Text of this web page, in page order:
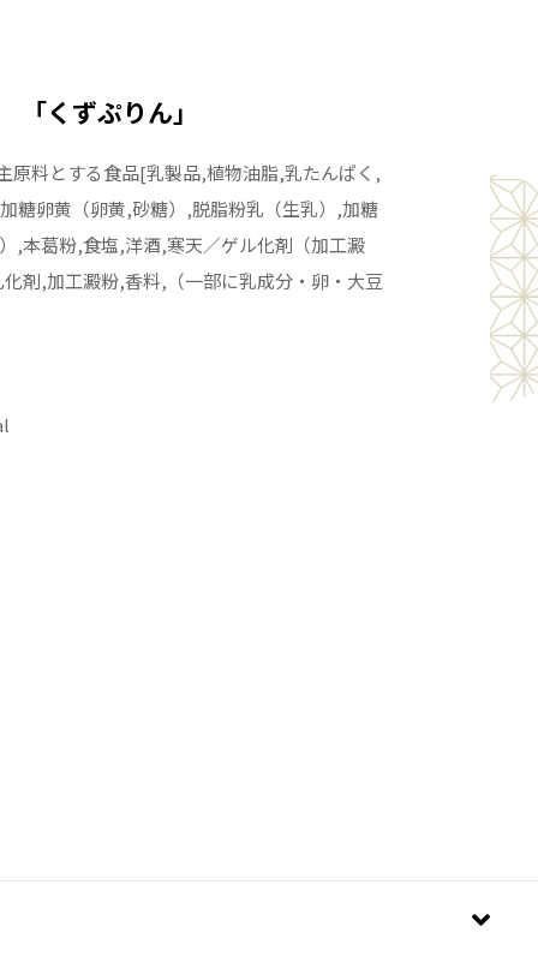
「くずぷりん」
原料とする食品[乳製品,植物油脂,乳たんぱく,
糖卵黄（卵黄,砂糖）,脱脂粉乳（生乳）,加糖
,本葛粉,食塩,洋酒,寒天／ゲル化剤（加工澱
剤,加工澱粉,香料,（一部に乳成分・卵・大豆